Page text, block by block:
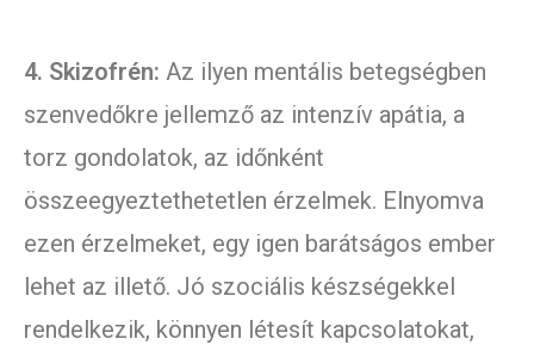
4. Skizofrén: Az ilyen mentális betegségben
szenvedőkre jellemző az intenzív apátia, a
torz gondolatok, az időnként
összeegyeztethetetlen érzelmek. Elnyomva
ezen érzelmeket, egy igen barátságos ember
lehet az illető. Jó szociális készségekkel
rendelkezik, könnyen létesít kapcsolatokat,